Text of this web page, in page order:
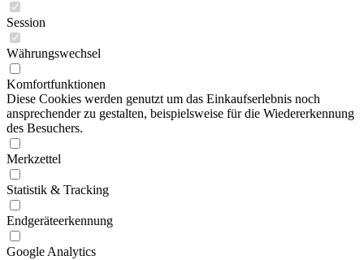
Session
Währungswechsel
Komfortfunktionen
Diese Cookies werden genutzt um das Einkaufserlebnis noch
ansprechender zu gestalten, beispielsweise für die Wiedererkennung
des Besuchers.
Merkzettel
Statistik & Tracking
Endgeräteerkennung
Google Analytics